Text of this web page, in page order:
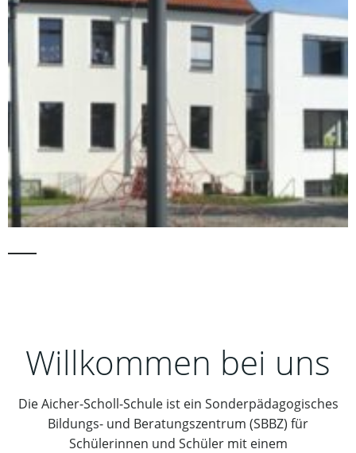
Willkommen bei uns
Die Aicher-Scholl-Schule ist ein Sonderpädagogisches
Bildungs- und Beratungszentrum (SBBZ) für
Schülerinnen und Schüler mit einem